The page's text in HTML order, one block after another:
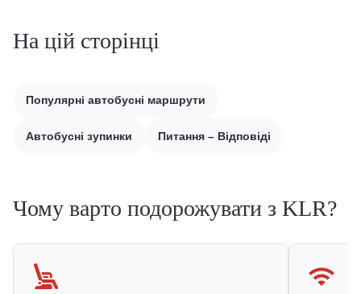
На цій сторінці
Популярні автобусні маршрути
Автобусні зупинки Питання – Відповіді
Чому варто подорожувати з KLR?